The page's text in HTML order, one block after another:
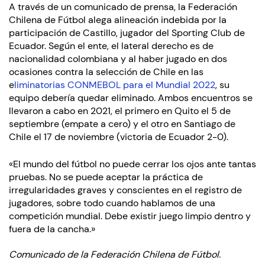
A través de un comunicado de prensa, la Federación
Chilena de Fútbol alega alineación indebida por la
participación de Castillo, jugador del Sporting Club de
Ecuador. Según el ente, el lateral derecho es de
nacionalidad colombiana y al haber jugado en dos
ocasiones contra la selección de Chile en las
eliminatorias CONMEBOL para el Mundial 2022, su
equipo debería quedar eliminado. Ambos encuentros se
llevaron a cabo en 2021, el primero en Quito el 5 de
septiembre (empate a cero) y el otro en Santiago de
Chile el 17 de noviembre (victoria de Ecuador 2-0).
«El mundo del fútbol no puede cerrar los ojos ante tantas
pruebas. No se puede aceptar la práctica de
irregularidades graves y conscientes en el registro de
jugadores, sobre todo cuando hablamos de una
competición mundial. Debe existir juego limpio dentro y
fuera de la cancha.»
Comunicado de la Federación Chilena de Fútbol.